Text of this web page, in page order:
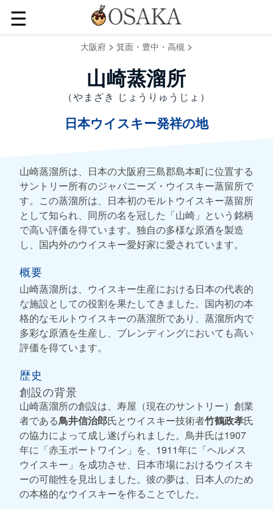
☰
大阪府 > 箕面・豊中・高槻 >
山崎蒸溜所
（やまざき じょうりゅうじょ）
日本ウイスキー発祥の地
山崎蒸溜所は、日本の大阪府三島郡島本町に位置する
サントリー所有のジャパニーズ・ウイスキー蒸留所で
す。この蒸溜所は、日本初のモルトウイスキー蒸留所
として知られ、同所の名を冠した「山崎」という銘柄
で高い評価を得ています。独自の多様な原酒を製造
し、国内外のウイスキー愛好家に愛されています。
概要
山崎蒸溜所は、ウイスキー生産における日本の代表的
な施設としての役割を果たしてきました。国内初の本
格的なモルトウイスキーの蒸溜所であり、蒸溜所内で
多彩な原酒を生産し、ブレンディングにおいても高い
評価を得ています。
歴史
創設の背景
山崎蒸溜所の創設は、寿屋（現在のサントリー）創業
者である鳥井信治郎氏とウイスキー技術者竹鶴政孝氏
の協力によって成し遂げられました。鳥井氏は1907
年に「赤玉ポートワイン」を、1911年に「ヘルメス
ウイスキー」を成功させ、日本市場におけるウイスキ
ーの可能性を見出しました。彼の夢は、日本人のため
の本格的なウイスキーを作ることでした。